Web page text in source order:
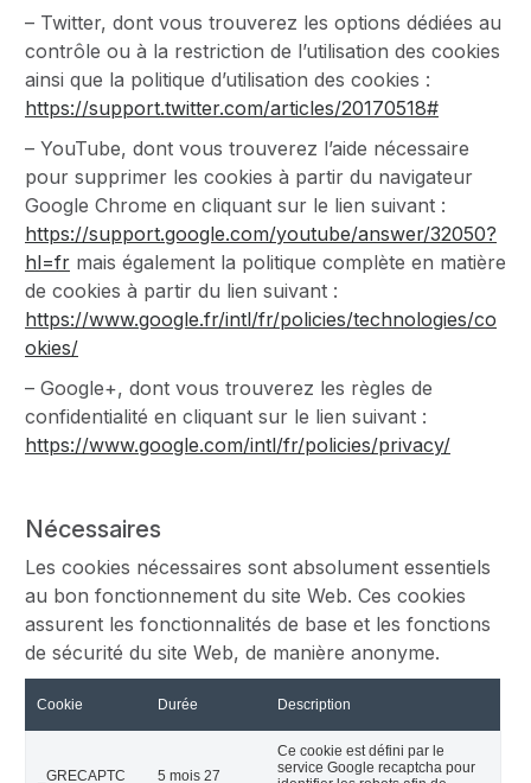
– Twitter, dont vous trouverez les options dédiées au
contrôle ou à la restriction de l’utilisation des cookies
ainsi que la politique d’utilisation des cookies :
https://support.twitter.com/articles/20170518#
– YouTube, dont vous trouverez l’aide nécessaire
pour supprimer les cookies à partir du navigateur
Google Chrome en cliquant sur le lien suivant :
https://support.google.com/youtube/answer/32050?
hl=fr mais également la politique complète en matière
de cookies à partir du lien suivant :
https://www.google.fr/intl/fr/policies/technologies/co
okies/
– Google+, dont vous trouverez les règles de
confidentialité en cliquant sur le lien suivant :
https://www.google.com/intl/fr/policies/privacy/
Nécessaires
Les cookies nécessaires sont absolument essentiels
au bon fonctionnement du site Web. Ces cookies
assurent les fonctionnalités de base et les fonctions
de sécurité du site Web, de manière anonyme.
Cookie Durée Description
_GRECAPTC
5 mois 27
Ce cookie est défini par le
service Google recaptcha pour